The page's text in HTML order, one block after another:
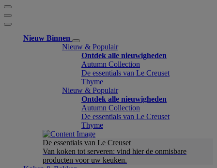
Nieuw Binnen
Nieuw & Populair
Ontdek alle nieuwigheden
Autumn Collection
De essentials van Le Creuset
Thyme
Nieuw & Populair
Ontdek alle nieuwigheden
Autumn Collection
De essentials van Le Creuset
Thyme
De essentials van Le Creuset
Van koken tot serveren: vind hier de onmisbare
producten voor uw keuken.